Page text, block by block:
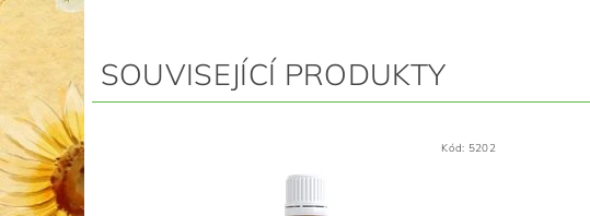
SOUVISEJÍCÍ PRODUKTY
Kód: 5202